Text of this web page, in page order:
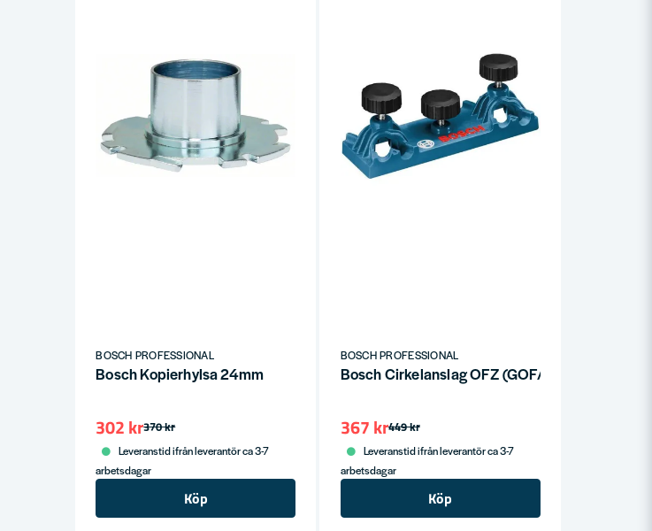
BOSCH PROFESSIONAL
Bosch Kopierhylsa 24mm
370 kr
302 kr
Leveranstid ifrån leverantör ca 3-7
arbetsdagar
Köp
BOSCH PROFESSIONAL
Bosch Cirkelanslag OFZ (GOF/GMF)
449 kr
367 kr
Leveranstid ifrån leverantör ca 3-7
arbetsdagar
Köp